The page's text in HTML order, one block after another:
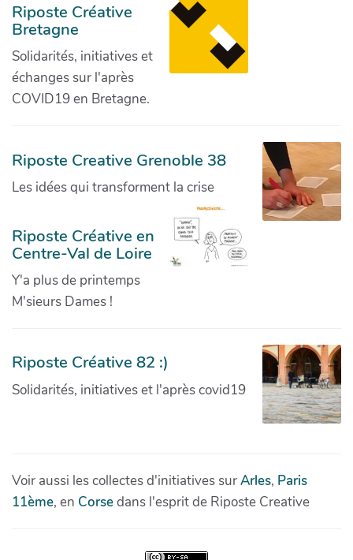
Riposte Créative
Bretagne
Solidarités, initiatives et
échanges sur l'après
COVID19 en Bretagne.
Riposte Creative Grenoble 38
Les idées qui transforment la crise
Riposte Créative en
Centre-Val de Loire
Y'a plus de printemps
M'sieurs Dames !
Riposte Créative 82 :)
Solidarités, initiatives et l'après covid19
Voir aussi les collectes d'initiatives surArles, Paris
11ème, en Corsedans l'esprit de Riposte Creative